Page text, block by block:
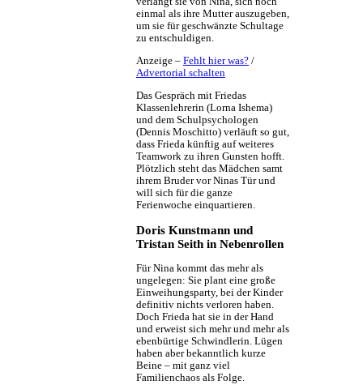
einmal als ihre Mutter auszugeben,
um sie für geschwänzte Schultage
zu entschuldigen.
Anzeige – Fehlt hier was? /
Advertorial schalten
Das Gespräch mit Friedas
Klassenlehrerin (Lorna Ishema)
und dem Schulpsychologen
(Dennis Moschitto) verläuft so gut,
dass Frieda künftig auf weiteres
Teamwork zu ihren Gunsten hofft.
Plötzlich steht das Mädchen samt
ihrem Bruder vor Ninas Tür und
will sich für die ganze
Ferienwoche einquartieren.
Doris Kunstmann und
Tristan Seith in Nebenrollen
Für Nina kommt das mehr als
ungelegen: Sie plant eine große
Einweihungsparty, bei der Kinder
definitiv nichts verloren haben.
Doch Frieda hat sie in der Hand
und erweist sich mehr und mehr als
ebenbürtige Schwindlerin. Lügen
haben aber bekanntlich kurze
Beine – mit ganz viel
Familienchaos als Folge.